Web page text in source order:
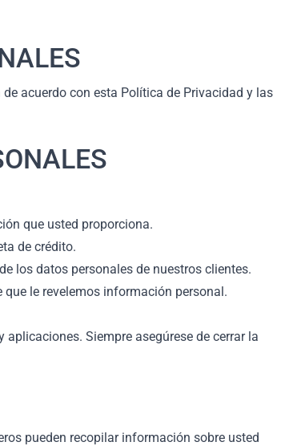
acuerdo con esta Política de Privacidad y las
que usted proporciona.
de crédito.
los datos personales de nuestros clientes.
le revelemos información personal.
Siempre asegúrese de cerrar la
pueden recopilar información sobre usted